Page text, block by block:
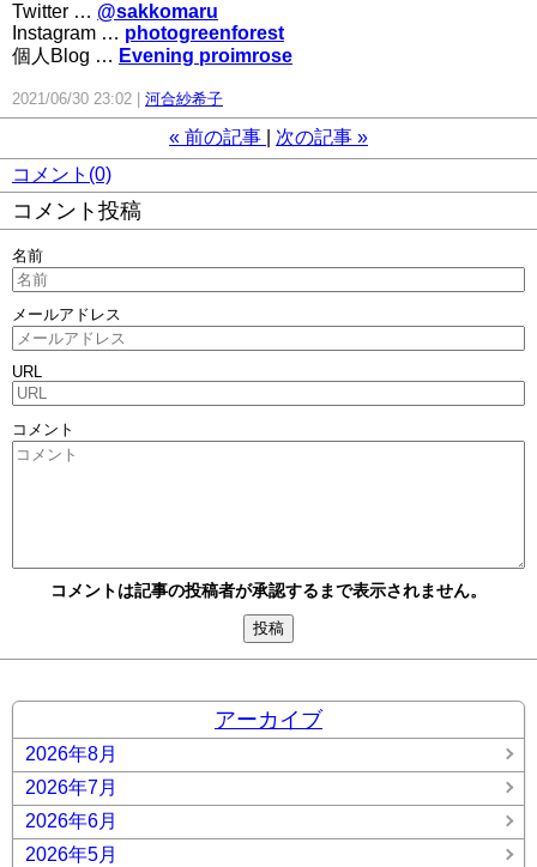
Twitter … @sakkomaru
Instagram … photogreenforest
個人Blog … Evening proimrose
2021/06/30 23:02 河合紗希子
« 前の記事 次の記事 »
コメント(0)
コメント投稿
名前
メールアドレス
URL
コメント
コメントは記事の投稿者が承認するまで表示されません。
アーカイブ
2026年8月
2026年7月
2026年6月
2026年5月